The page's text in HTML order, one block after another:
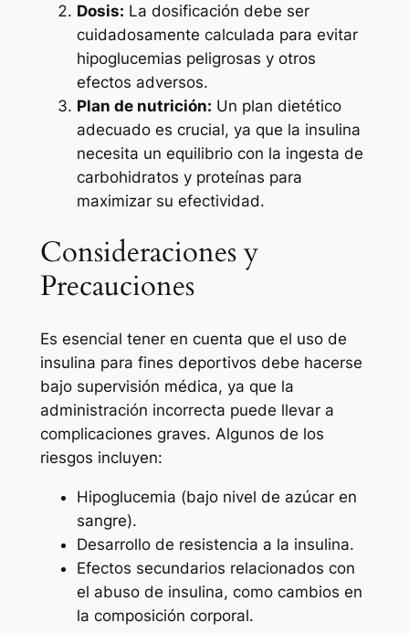
Dosis: La dosificación debe ser
cuidadosamente calculada para evitar
hipoglucemias peligrosas y otros
efectos adversos.
Plan de nutrición: Un plan dietético
adecuado es crucial, ya que la insulina
necesita un equilibrio con la ingesta de
carbohidratos y proteínas para
maximizar su efectividad.
Consideraciones y
Precauciones
Es esencial tener en cuenta que el uso de
insulina para fines deportivos debe hacerse
bajo supervisión médica, ya que la
administración incorrecta puede llevar a
complicaciones graves. Algunos de los
riesgos incluyen:
Hipoglucemia (bajo nivel de azúcar en
sangre).
Desarrollo de resistencia a la insulina.
Efectos secundarios relacionados con
el abuso de insulina, como cambios en
la composición corporal.